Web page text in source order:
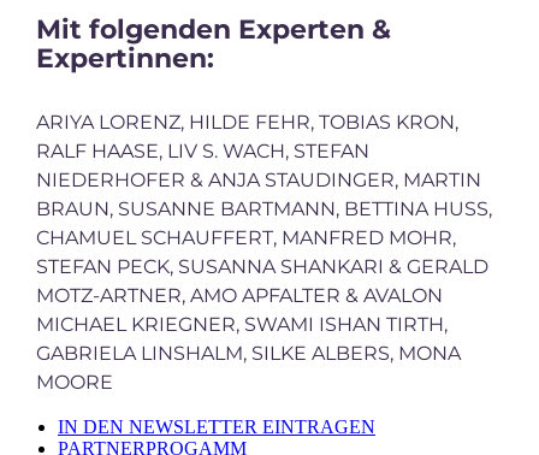
Mit folgenden Experten &
Expertinnen:
ARIYA LORENZ, HILDE FEHR, TOBIAS KRON,
RALF HAASE, LIV S. WACH, STEFAN
NIEDERHOFER & ANJA STAUDINGER, MARTIN
BRAUN, SUSANNE BARTMANN, BETTINA HUSS,
CHAMUEL SCHAUFFERT, MANFRED MOHR,
STEFAN PECK, SUSANNA SHANKARI & GERALD
MOTZ-ARTNER, AMO APFALTER & AVALON
MICHAEL KRIEGNER, SWAMI ISHAN TIRTH,
GABRIELA LINSHALM, SILKE ALBERS, MONA
MOORE
IN DEN NEWSLETTER EINTRAGEN
PARTNERPROGAMM